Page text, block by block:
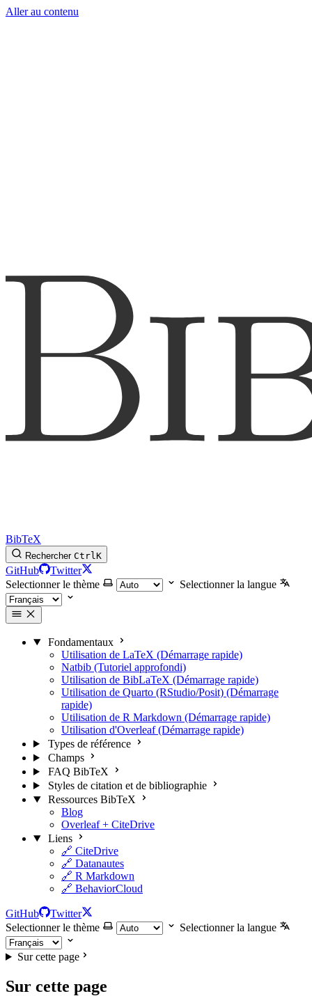
Aller au contenu
BibTeX
Rechercher CtrlK
GitHub
Twitter
Selectionner le thème
Selectionner la langue
Fondamentaux
Utilisation de LaTeX (Démarrage rapide)
Natbib (Tutoriel approfondi)
Utilisation de BibLaTeX (Démarrage rapide)
Utilisation de Quarto (RStudio/Posit) (Démarrage
rapide)
Utilisation de R Markdown (Démarrage rapide)
Utilisation d'Overleaf (Démarrage rapide)
Types de référence
Champs
FAQ BibTeX
Styles de citation et de bibliographie
Ressources BibTeX
Blog
Overleaf + CiteDrive
Liens
🔗 CiteDrive
🔗 Datanautes
🔗 R Markdown
🔗 BehaviorCloud
GitHub
Twitter
Selectionner le thème
Selectionner la langue
Sur cette page
Sur cette page